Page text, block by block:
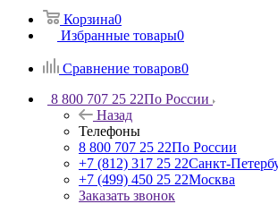
Корзина0
Избранные товары0
Сравнение товаров0
8 800 707 25 22По России
Назад
Телефоны
8 800 707 25 22По России
+7 (812) 317 25 22Санкт-
+7 (499) 450 25 22Москва
Заказать звонок